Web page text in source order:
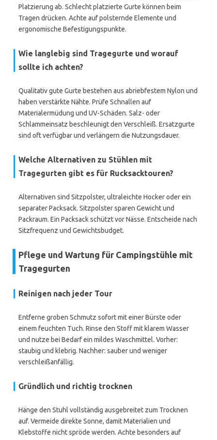
Platzierung ab. Schlecht platzierte Gurte können beim
Tragen drücken. Achte auf polsternde Elemente und
ergonomische Befestigungspunkte.
Wie langlebig sind Tragegurte und worauf
sollte ich achten?
Qualitativ gute Gurte bestehen aus abriebfestem Nylon und
haben verstärkte Nähte. Prüfe Schnallen auf
Materialermüdung und UV-Schäden. Salz- oder
Schlammeinsatz beschleunigt den Verschleiß. Ersatzgurte
sind oft verfügbar und verlängern die Nutzungsdauer.
Welche Alternativen zu Stühlen mit
Tragegurten gibt es für Rucksacktouren?
Alternativen sind Sitzpolster, ultraleichte Hocker oder ein
separater Packsack. Sitzpolster sparen Gewicht und
Packraum. Ein Packsack schützt vor Nässe. Entscheide nach
Sitzfrequenz und Gewichtsbudget.
Pflege und Wartung für Campingstühle mit
Tragegurten
Reinigen nach jeder Tour
Entferne groben Schmutz sofort mit einer Bürste oder
einem feuchten Tuch. Rinse den Stoff mit klarem Wasser
und nutze bei Bedarf ein mildes Waschmittel. Vorher:
staubig und klebrig. Nachher: sauber und weniger
verschleißanfällig.
Gründlich und richtig trocknen
Hänge den Stuhl vollständig ausgebreitet zum Trocknen
auf. Vermeide direkte Sonne, damit Materialien und
Klebstoffe nicht spröde werden. Achte besonders auf